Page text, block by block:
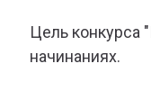
Цель конкурса
начинаниях.